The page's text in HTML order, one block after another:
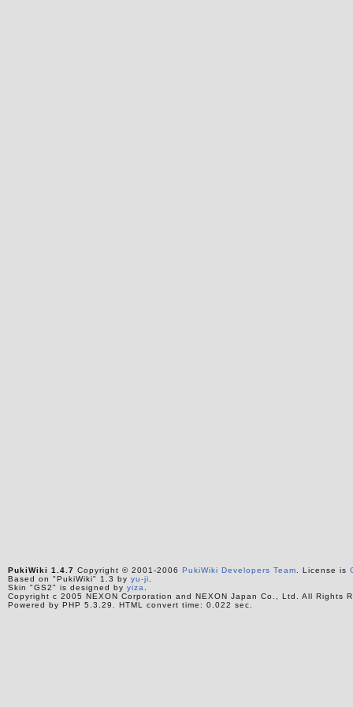
PukiWiki 1.4.7 Copyright © 2001-2006 PukiWiki Developers Team . License is
Based on "PukiWiki" 1.3 by yu-ji
Skin "GS2" is designed by yiza
Copyright c 2005 NEXON Corporation and NEXON Japan Co., Ltd. All Rights
Powered by PHP 5.3.29. HTML convert time: 0.022 sec.